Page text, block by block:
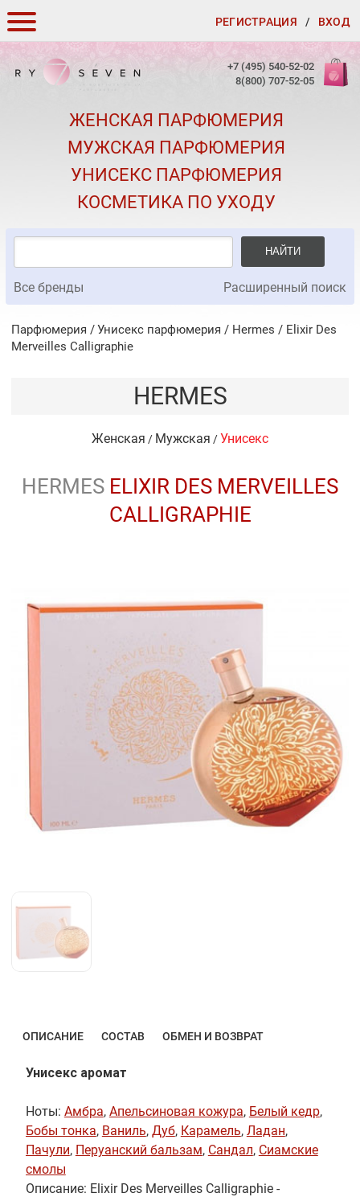
РЕГИСТРАЦИЯ / ВХОД
КАК ЗАКАЗАТЬ
СКИДКИ
КОНТАКТЫ
О КАЧЕСТВЕ
ПОДАРКИ К ЗАКАЗАМ
+7 (495) 540-52-02
8(800) 707-52-05
ЖЕНСКАЯ ПАРФЮМЕРИЯ
МУЖСКАЯ ПАРФЮМЕРИЯ
УНИСЕКС ПАРФЮМЕРИЯ
КОСМЕТИКА ПО УХОДУ
НАЙТИ
Все бренды Расширенный поиск
Парфюмерия Унисекс парфюмерия / Hermes / Elixir Des
Merveilles Calligraphie
HERMES
Женская / Мужская /Унисекс
HERMES ELIXIR DES MERVEILLES
CALLIGRAPHIE
ОПИСАНИЕ СОСТАВ ОБМЕН И ВОЗВРАТ
Унисекс аромат
Ноты: Амбра, Апельсиновая кожура, Белый кедр,
Бобы тонка, Ваниль, Дуб, Карамель, Ладан,
Пачули, Перуанский бальзам, Сандал, Сиамские
смолы
Описание: Elixir Des Merveilles Calligraphie -